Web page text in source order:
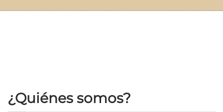
¿Quiénes somos?